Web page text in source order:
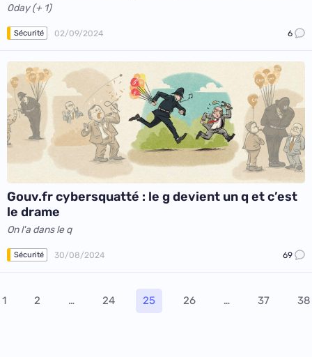
0day (+ 1)
Sécurité 02/09/2024 6
Gouv.fr cybersquatté : le g devient un q et c’est
le drame
On l'a dans le q
Sécurité 30/08/2024 69
1 2 … 24 25 26 … 37 38